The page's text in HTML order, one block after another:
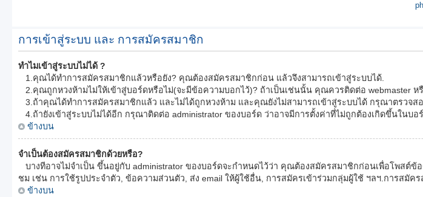
การเข้าสู่ระบบ และ การสมัครสมาชิก
ทำไมเข้าสู่ระบบไม่ได้ ?
1.คุณได้ทำการสมัครสมาชิกแล้วหรือยัง? คุณต้องสมัครสมาชิกก่อน แล้วจึงสามารถเข้าสู่ระบบได้.
2.คุณถูกหวงห้ามไม่ให้เข้าสู่บอร์ดหรือไม่(จะมีข้อความบอกไว้)? ถ้าเป็นเช่นนั้น คุณควรติดต่อ webmaster หรื
3.ถ้าคุณได้ทำการสมัครสมาชิกแล้ว และไม่ได้ถูกหวงห้าม และคุณยังไม่สามารถเข้าสู่ระบบได้ กรุณาตรวจสอ
4.ถ้ายังเข้าสู่ระบบไม่ได้อีก กรุณาติดต่อ administrator ของบอร์ด ว่าอาจมีการตั้งค่าที่ไม่ถูกต้องเกิดขึ้นในบอร์
ข้างบน
จำเป็นต้องสมัครสมาชิกด้วยหรือ?
บางทีอาจไม่จำเป็น ขึ้นอยู่กับ administrator ของบอร์ดจะกำหนดไว้ว่า คุณต้องสมัครสมาชิกก่อนเพื่อโพสต์
ชม เช่น การใช้รูปประจำตัว, ข้อความส่วนตัว, ส่ง email ให้ผู้ใช้อื่น, การสมัครเข้าร่วมกลุ่มผู้ใช้ ฯลฯ.การสมั
ข้างบน